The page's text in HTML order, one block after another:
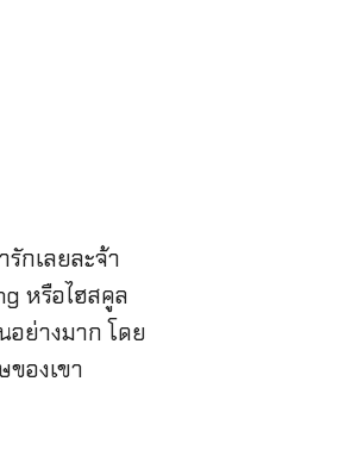
กเลยละจ้า
หรือไฮสคูล
ย่างมาก โดย
องเขา